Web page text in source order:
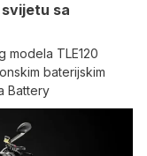
sa
modela TLE120
baterijskim
Battery